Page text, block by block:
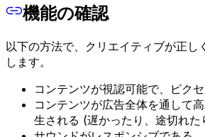
機能の確認
以下の方法で、クリエイティブが正し
します。
コンテンツが視認可能で、ピクセ
コンテンツが広告全体を通して
生される (遅かったり、途切れた